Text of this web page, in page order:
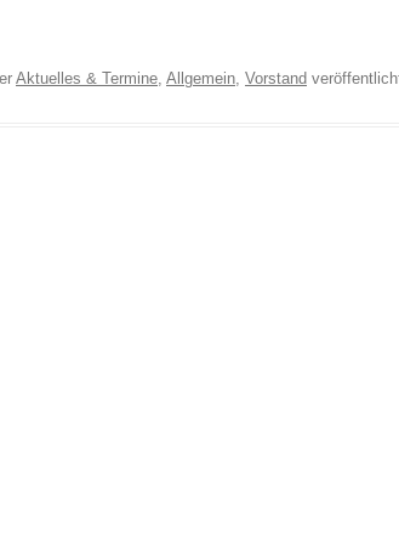
Aktuelles & Termine Allgemein Vorstand